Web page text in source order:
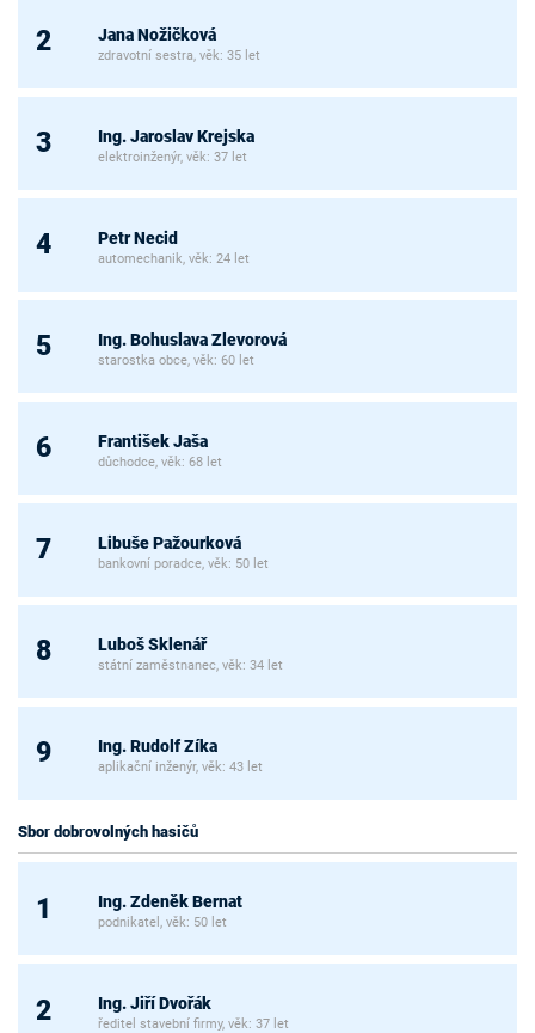
2 Jana Nožičková
zdravotní sestra, věk: 35 let
3 Ing. Jaroslav Krejska
elektroinženýr, věk: 37 let
4 Petr Necid
automechanik, věk: 24 let
5 Ing. Bohuslava Zlevorová
starostka obce, věk: 60 let
6 František Jaša
důchodce, věk: 68 let
7 Libuše Pažourková
bankovní poradce, věk: 50 let
8 Luboš Sklenář
státní zaměstnanec, věk: 34 let
9 Ing. Rudolf Zíka
aplikační inženýr, věk: 43 let
Sbor dobrovolných hasičů
1 Ing. Zdeněk Bernat
podnikatel, věk: 50 let
2 Ing. Jiří Dvořák
ředitel stavební firmy, věk: 37 let